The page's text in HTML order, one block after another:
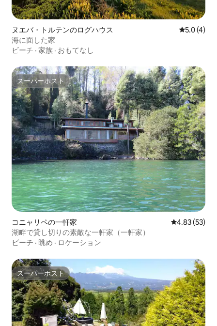
ヌエバ・トルテンのログハウス レビュー4
5.0 (4)
海に面した家
ビーチ · 家族 · おもてなし
スーパーホスト
スーパーホスト
コニャリペの一軒家 レビュー53
4.83 (53)
湖畔で貸し切りの素敵な一軒家（一軒家）
ビーチ · 眺め · ロケーション
スーパーホスト
スーパーホスト